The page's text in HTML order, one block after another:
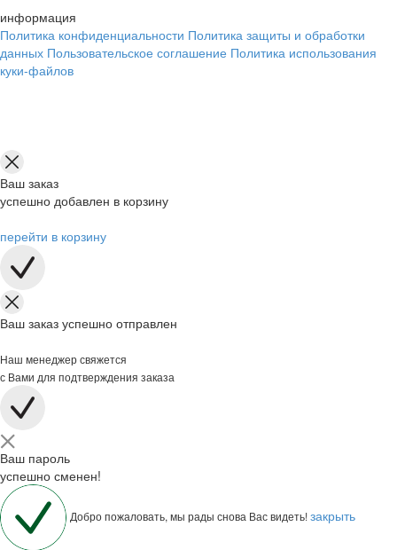
информация
Политика конфиденциальности Политика защиты и обработки
данных Пользовательское соглашение Политика использования
куки-файлов
Ваш заказ
успешно добавлен в корзину
перейти в корзину
Ваш заказ успешно отправлен
Наш менеджер свяжется
с Вами для подтверждения заказа
Ваш пароль
успешно сменен!
Добро пожаловать, мы рады снова Вас видеть!закрыть